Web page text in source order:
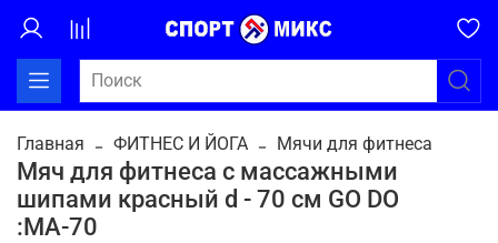
Главная ФИТНЕС И ЙОГА Мячи для фитнеса
Мяч для фитнеса с массажными
шипами красный d - 70 см GO DO
:МА-70